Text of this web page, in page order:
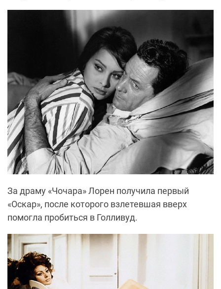
За драму «Чочара» Лорен получила первый
«Оскар», после которого взлетевшая вверх
помогла пробиться в Голливуд.